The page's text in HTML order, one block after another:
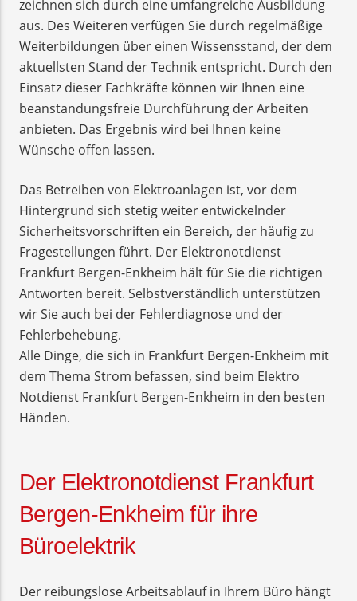
zeichnen sich durch eine umfangreiche Ausbildung
aus. Des Weiteren verfügen Sie durch regelmäßige
Weiterbildungen über einen Wissensstand, der dem
aktuellsten Stand der Technik entspricht. Durch den
Einsatz dieser Fachkräfte können wir Ihnen eine
beanstandungsfreie Durchführung der Arbeiten
anbieten. Das Ergebnis wird bei Ihnen keine
Wünsche offen lassen.
Das Betreiben von Elektroanlagen ist, vor dem
Hintergrund sich stetig weiter entwickelnder
Sicherheitsvorschriften ein Bereich, der häufig zu
Fragestellungen führt. Der Elektronotdienst
Frankfurt Bergen-Enkheim hält für Sie die richtigen
Antworten bereit. Selbstverständlich unterstützen
wir Sie auch bei der Fehlerdiagnose und der
Fehlerbehebung.
Alle Dinge, die sich in Frankfurt Bergen-Enkheim mit
dem Thema Strom befassen, sind beim Elektro
Notdienst Frankfurt Bergen-Enkheim in den besten
Händen.
Der Elektronotdienst Frankfurt
Bergen-Enkheim für ihre
Büroelektrik
Der reibungslose Arbeitsablauf in Ihrem Büro hängt